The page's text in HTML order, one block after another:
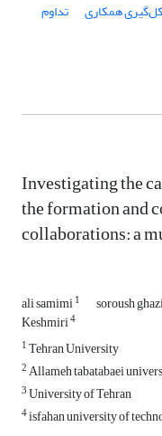
همکاری تداوم
Investigating the
the formation and
collaborations: a
ali samimi1 soroush
Keshmiri4
1Tehran University
2Allameh tabatabaei
3University of Tehran
4isfahan university of